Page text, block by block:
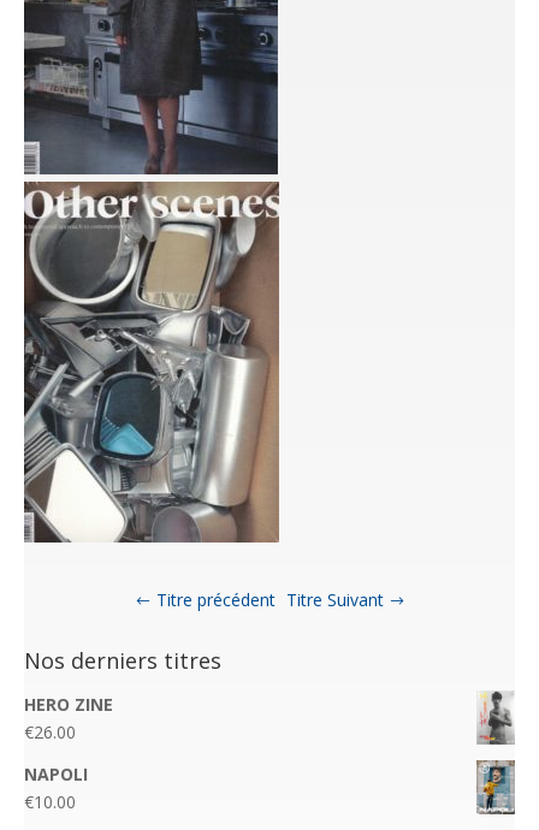
Titre précédent Titre Suivant
Nos derniers titres
HERO ZINE
€26.00
NAPOLI
€10.00